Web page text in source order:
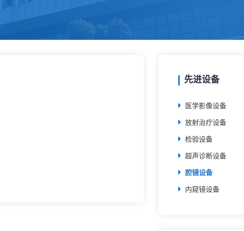
先进设备
医学影像设备
放射治疗设备
检验设备
超声诊断设备
腔镜设备
内窥镜设备